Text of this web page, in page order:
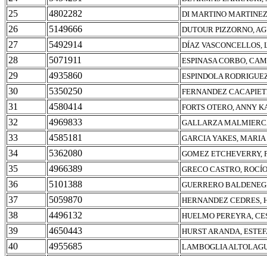
25 4802282 DI MARTINO
26 5149666 DUTOUR PIZZORNO,
27 5492914 DÍAZ VASCONCELLOS,
28 5071911 ESPINASA CORBO,
29 4935860 ESPINDOLA
30 5350250 FERNANDEZ
31 4580414 FORTS OTERO, ANNY
32 4969833 GALLARZA
33 4585181 GARCIA YAKES, MARIA
34 5362080 GOMEZ ETCHEVERRY,
35 4966389 GRECO CASTRO, ROCÍO
36 5101388 GUERRERO
37 5059870 HERNANDEZ CEDRES,
38 4496132 HUELMO PEREYRA,
39 4650443 HURST ARANDA,
40 4955685 LAMBOGLIA